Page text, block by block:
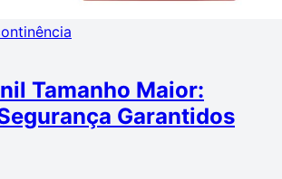
Tamanho Maior:
Garantidos